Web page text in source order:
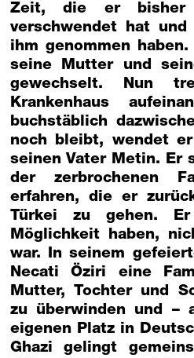
Zeit, die er bisher
verschwendet hat
ihm genommen
seine Mutter und
gewechselt. Nun
Krankenhaus
buchstäblich
noch bleibt, wendet
seinen Vater Metin. Er
der zerbrochenen
erfahren, die er
Türkei zu gehen.
Möglichkeit haben,
war. In seinem
Necati Öziri eine
Mutter, Tochter und
zu überwinden und –
eigenen Platz in
Ghazi gelingt